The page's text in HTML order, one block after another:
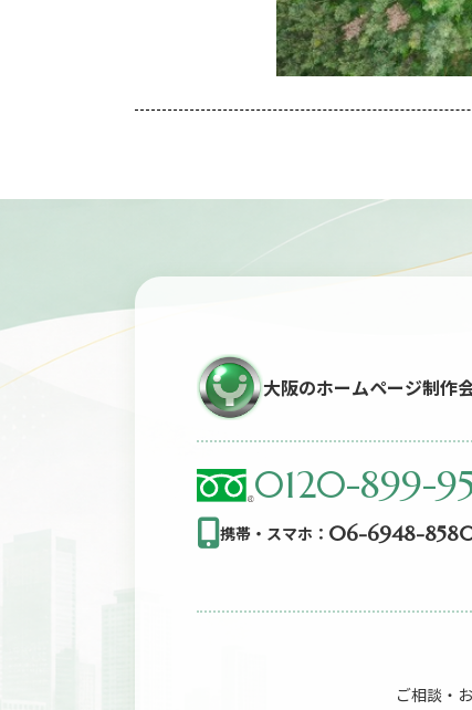
大阪のホームページ制作
0120-899-
携帯・スマホ： 06-6948-
ご相談・